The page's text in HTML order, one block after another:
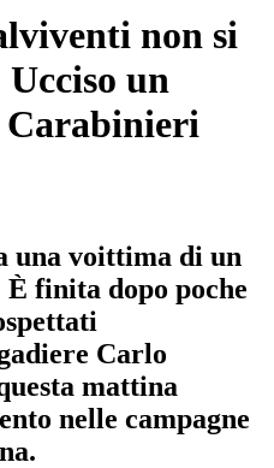
non si
un
Carabinieri
una voittima di un
finita dopo poche
Carlo
mattina
nelle campagne